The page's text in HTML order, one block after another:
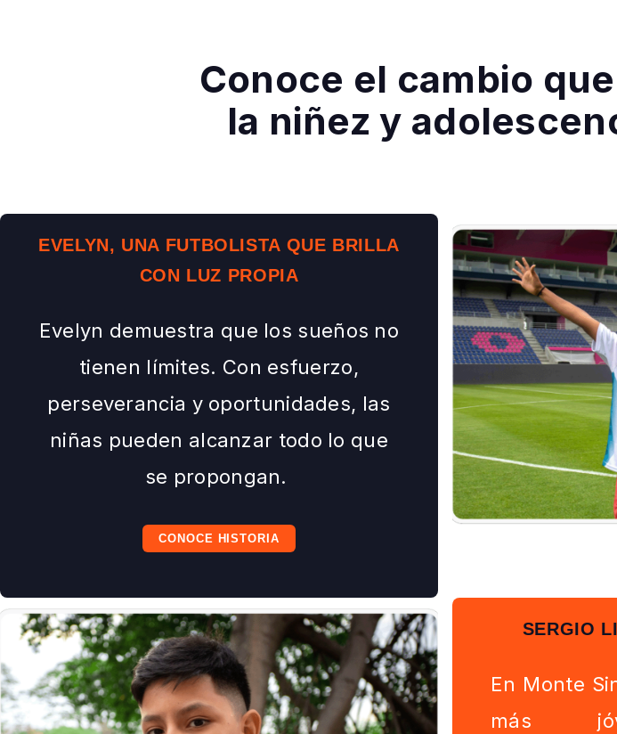
Conoce el cambio
la niñez y
EVELYN, UNA FUTBOLISTA QUE BRILLA
CON LUZ PROPIA
Evelyn demuestra que los sueños no
tienen límites. Con esfuerzo,
perseverancia y oportunidades, las
niñas pueden alcanzar todo lo que
se propongan.
CONOCE HISTORIA
SERGIO
En Monte
más